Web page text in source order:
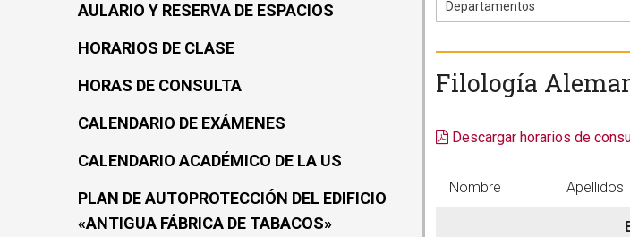
AULARIO Y RESERVA DE ESPACIOS
HORARIOS DE CLASE
HORAS DE CONSULTA
CALENDARIO DE EXÁMENES
CALENDARIO ACADÉMICO DE LA US
PLAN DE AUTOPROTECCIÓN DEL EDIFICIO
«ANTIGUA FÁBRICA DE TABACOS»
Filología
Descargar horarios de
Nombre Apellidos